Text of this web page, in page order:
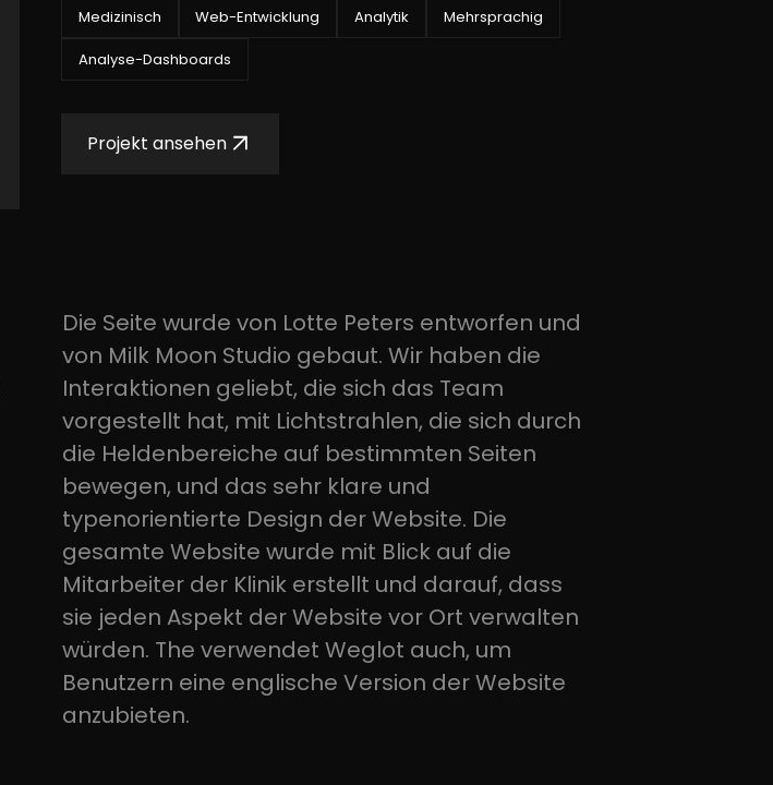
Medizinisch Web-Entwicklung Analytik Mehrsprachig
Analyse-Dashboards
Projekt ansehen
Die Seite wurde von Lotte Peters entworfen und
von Milk Moon Studio gebaut. Wir haben die
Interaktionen geliebt, die sich das Team
vorgestellt hat, mit Lichtstrahlen, die sich durch
die Heldenbereiche auf bestimmten Seiten
bewegen, und das sehr klare und
typenorientierte Design der Website. Die
gesamte Website wurde mit Blick auf die
Mitarbeiter der Klinik erstellt und darauf, dass
sie jeden Aspekt der Website vor Ort verwalten
würden. The verwendet Weglot auch, um
Benutzern eine englische Version der Website
anzubieten.